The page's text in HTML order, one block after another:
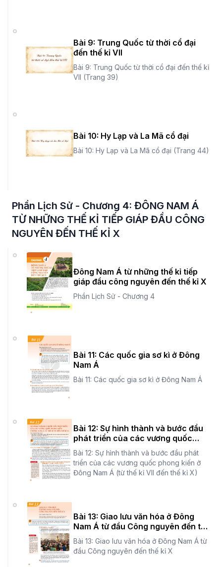
Bài 9: Trung Quốc từ thời cổ đại
đến thế kỉ VII
Bài 9: Trung Quốc từ thời cổ đại đến thế kỉ
VII (Trang 39)
Bài 10: Hy Lạp và La Mã cổ đại
Bài 10: Hy Lạp và La Mã cổ đại (Trang 44)
Phần Lịch Sử - Chương 4: ĐÔNG NAM Á
TỪ NHỮNG THẾ KỈ TIẾP GIÁP ĐẦU CÔNG
NGUYÊN ĐẾN THẾ KỈ X
Đông Nam Á từ những thế kỉ tiếp
giáp đầu công nguyên đến thế kỉ X
Phần Lịch Sử - Chương 4
Bài 11: Các quốc gia sơ kì ở Đông
Nam Á
Bài 11: Các quốc gia sơ kì ở Đông Nam Á
Bài 12: Sự hình thành và bước đầu
phát triển của các vương quốc
phong kiến ở Đông Nam Á (từ thế kỉ
VII đến thế kỉ X)
Bài 12: Sự hình thành và bước đầu phát
triển của các vương quốc phong kiến ở
Đông Nam Á (từ thế kỉ VII đến thế kỉ X)
Bài 13: Giao lưu văn hóa ở Đông
Nam Á từ đầu Công nguyên đến thế
kỉ X
Bài 13: Giao lưu văn hóa ở Đông Nam Á từ
đầu Công nguyên đến thế kỉ X